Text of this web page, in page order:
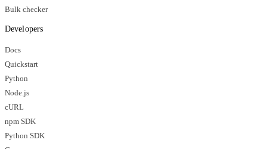
Bulk checker
Developers
Docs
Quickstart
Python
Node.js
cURL
npm SDK
Python SDK